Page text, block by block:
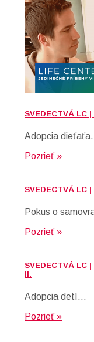
SVEDECTVÁ LC
Adopcia
Pozrieť »
SVEDECTVÁ LC
Pokus o
Pozrieť »
SVEDECTVÁ LC
II.
Adopcia detí…
Pozrieť »